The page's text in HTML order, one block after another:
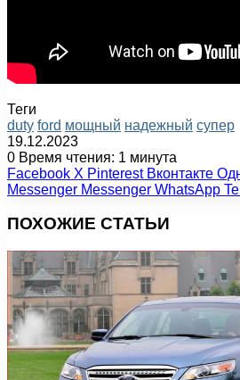
Теги
duty ford мощный надежный супер
19.12.2023
0 Время чтения: 1 минута
Facebook X Pinterest Вконтакте
Messenger Messenger WhatsApp
ПОХОЖИЕ СТАТЬИ